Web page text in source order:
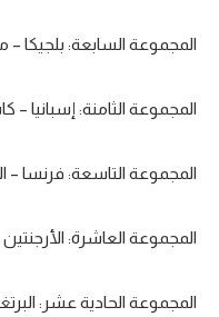
المجموعة السابعة: بلجيكا –
المجموعة الثامنة: إسبانيا
المجموعة التاسعة: فرنسا –
المجموعة العاشرة: الأرجنتين
المجموعة الحادية عشر: